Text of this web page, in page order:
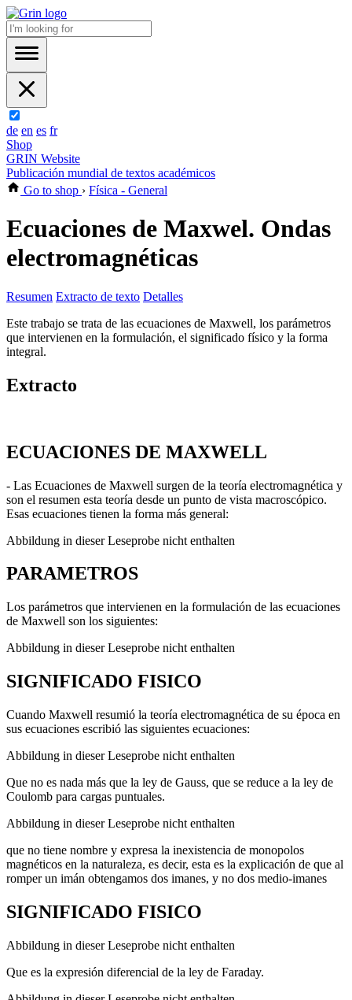
de en es fr
Shop
GRIN Website
Publicación mundial de textos académicos
Go to shop › Física - General
Ecuaciones de Maxwel. Ondas
electromagnéticas
Resumen Extracto de texto Detalles
Este trabajo se trata de las ecuaciones de Maxwell, los parámetros
que intervienen en la formulación, el significado físico y la forma
integral.
Extracto
ECUACIONES DE MAXWELL
- Las Ecuaciones de Maxwell surgen de la teoría electromagnética y
son el resumen esta teoría desde un punto de vista macroscópico.
Esas ecuaciones tienen la forma más general:
Abbildung in dieser Leseprobe nicht enthalten
PARAMETROS
Los parámetros que intervienen en la formulación de las ecuaciones
de Maxwell son los siguientes:
Abbildung in dieser Leseprobe nicht enthalten
SIGNIFICADO FISICO
Cuando Maxwell resumió la teoría electromagnética de su época en
sus ecuaciones escribió las siguientes ecuaciones:
Abbildung in dieser Leseprobe nicht enthalten
Que no es nada más que la ley de Gauss, que se reduce a la ley de
Coulomb para cargas puntuales.
Abbildung in dieser Leseprobe nicht enthalten
que no tiene nombre y expresa la inexistencia de monopolos
magnéticos en la naturaleza, es decir, esta es la explicación de que al
romper un imán obtengamos dos imanes, y no dos medio-imanes
SIGNIFICADO FISICO
Abbildung in dieser Leseprobe nicht enthalten
Que es la expresión diferencial de la ley de Faraday.